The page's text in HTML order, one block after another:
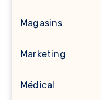
Magasins
Marketing
Médical